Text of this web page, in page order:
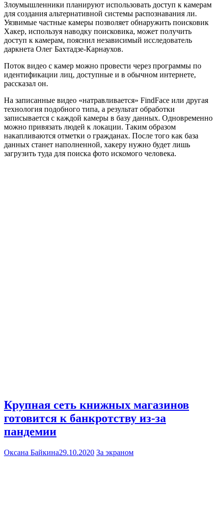
Злоумышленники планируют использовать доступ к камерам
для создания альтернативной системы распознавания ли.
Уязвимые частные камеры позволяет обнаружить поисковик
Хакер, используя наводку поисковика, может получить
доступ к камерам, пояснил независимый исследователь
даркнета Олег Бахтадзе-Карнаухов.
Поток видео с камер можно провести через программы по
идентификации лиц, доступные и в обычном интернете,
рассказал он.
На записанные видео «натравливается» FindFace или другая
технология подобного типа, а результат обработки
записывается с каждой камеры в базу данных. Одновременно
можно привязать людей к локации. Таким образом
накапливаются отметки о гражданах. После того как база
данных станет наполненной, хакеру нужно будет лишь
загрузить туда для поиска фото искомого человека.
Крупная сеть книжных магазинов
готовится к банкротству из-за
пандемии
Оксана Байкина29.10.2020 За экраном